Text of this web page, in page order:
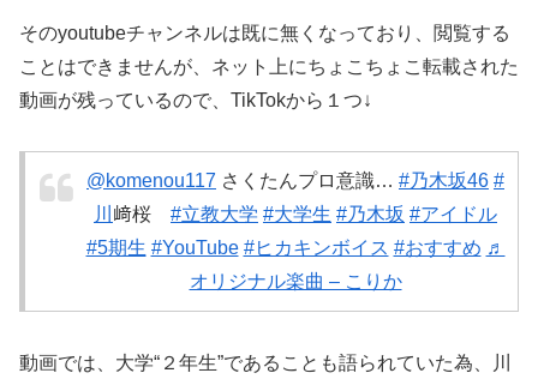
そのyoutubeチャンネルは既に無くなっており、閲覧する
ことはできませんが、ネット上にちょこちょこ転載された
動画が残っているので、TikTokから１つ↓
@komenou117 さくたんプロ意識… #乃木坂46 #
川 﨑桜 #立教大学 #大学生 #乃木坂 #アイドル
#5期生 #YouTube #ヒカキンボイス #おすすめ ♬
オリジナル楽曲 – こりか
動画では、大学“２年生”であることも語られていた為、川